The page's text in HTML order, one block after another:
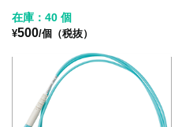
在庫：40 個
¥500/個（税抜）